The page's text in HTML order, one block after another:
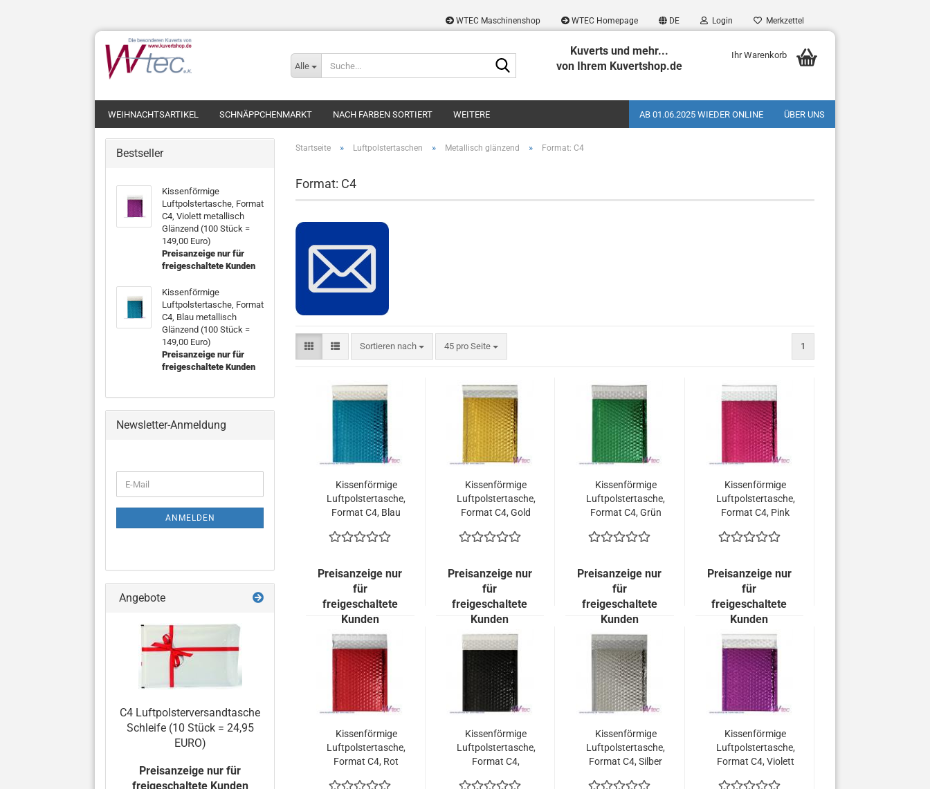
WTEC Maschinenshop WTEC Homepage DE Login Merkzettel
Alle
Kuverts und mehr...
von Ihrem Kuvertshop.de
Ihr Warenkorb
WEIHNACHTSARTIKEL SCHNÄPPCHENMARKT NACH FARBEN SORTIERT AB 01.06.2025 WIEDER ONLINE ÜBER UNS
WEITERE
Startseite » Luftpolstertaschen » Metallisch glänzend » Format: C4
Format: C4
Sortieren nach
Sortieren nach 45 pro Seite
pro Seite 1
Kissenförmige
Luftpolstertasche,
Format C4, Blau
Glänzend (100
Euro)
Preisanzeige nur
für
freigeschaltete
Kunden
Kissenförmige
Luftpolstertasche,
Format C4, Gold
Glänzend (100
Euro)
Preisanzeige nur
für
freigeschaltete
Kunden
Kissenförmige
Luftpolstertasche,
Format C4, Grün
Glänzend (100
Euro)
Preisanzeige nur
für
freigeschaltete
Kunden
Kissenförmige
Luftpolstertasche,
Format C4, Pink
Glänzend (100
Euro)
Preisanzeige nur
für
freigeschaltete
Kunden
Kissenförmige
Luftpolstertasche,
Format C4, Rot
Kissenförmige
Luftpolstertasche,
Format C4,
Kissenförmige
Luftpolstertasche,
Format C4, Silber
Kissenförmige
Luftpolstertasche,
Format C4, Violett
Bestseller
Kissenförmige
Luftpolstertasche, Format
C4, Violett metallisch
Glänzend (100 Stück =
149,00 Euro)
Preisanzeige nur für
freigeschaltete Kunden
Kissenförmige
Luftpolstertasche, Format
C4, Blau metallisch
Glänzend (100 Stück =
149,00 Euro)
Preisanzeige nur für
freigeschaltete Kunden
Newsletter-Anmeldung
ZUR
ANMELDUNG
E-
Mail
ANMELDEN
Angebote
C4 Luftpolsterversandtasche
Schleife (10 Stück = 24,95
EURO)
Preisanzeige nur für
freigeschaltete Kunden